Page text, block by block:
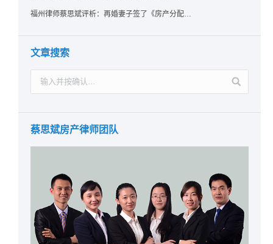
福州律师蔡思斌评析：再婚妻子签了《房产分配协议》却拿不到房？福州中院：无所有权基础实为赠与，过户前可撤销！
文章搜索
蔡思斌房产律师团队